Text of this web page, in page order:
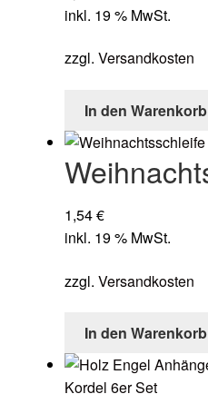
inkl. 19 % MwSt.
zzgl. Versandkosten
In den Warenkorb
1,54€
inkl. 19 % MwSt.
zzgl. Versandkosten
In den Warenkorb